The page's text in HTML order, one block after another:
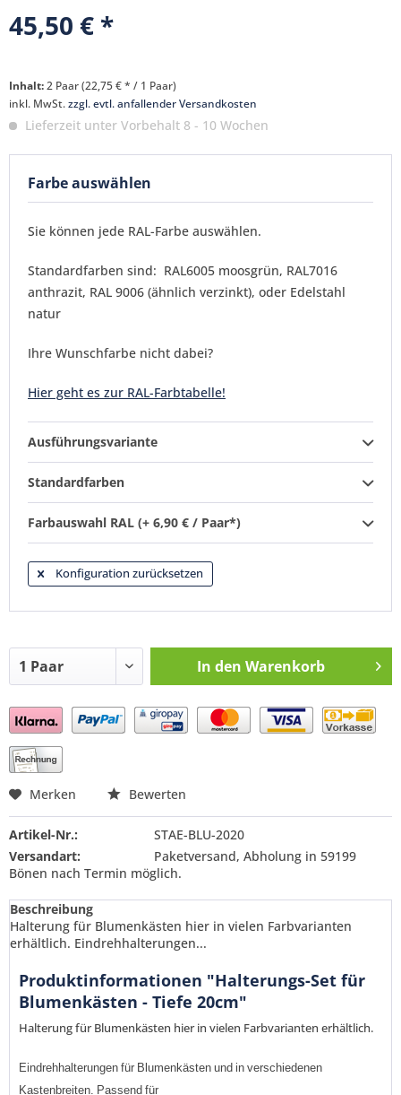
45,50 € *
Inhalt:2 Paar (22,75 € * / 1 Paar)
inkl. MwSt.zzgl. evtl. anfallender Versandkosten
Lieferzeit unter Vorbehalt 8 - 10 Wochen
Farbe auswählen
Sie können jede RAL-Farbe auswählen.
Standardfarben sind: RAL6005 moosgrün, RAL7016
anthrazit, RAL 9006 (ähnlich verzinkt), oder Edelstahl
natur
Ihre Wunschfarbe nicht dabei?
Hier geht es zur RAL-Farbtabelle!
Ausführungsvariante
Standardfarben
Farbauswahl RAL (+ 6,90 € / Paar*)
Konfiguration zurücksetzen
In den Warenkorb
Preis anfragen
Merken Bewerten
Artikel-Nr.:
STAE-BLU-2020
Versandart:
Paketversand, Abholung in 59199
Bönen nach Termin möglich.
Beschreibung
Halterung für Blumenkästen hier in vielen Farbvarianten
erhältlich. Eindrehhalterungen...
Produktinformationen "Halterungs-Set für
Blumenkästen - Tiefe 20cm"
Halterung für Blumenkästen hier in vielen Farbvarianten erhältlich.
Eindrehhalterungen für Blumenkästen und in verschiedenen
Kastenbreiten. Passend für